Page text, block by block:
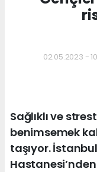
02.05.2023 -
Sağlıklı ve
benimsemek
taşıyor.